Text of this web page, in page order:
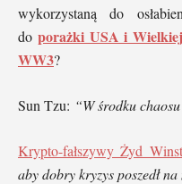
wykorzystaną do
doporażki USA i
WW3?
Sun Tzu: “W środku
Krypto-fałszywy Żyd
aby dobry kryzys poszedł